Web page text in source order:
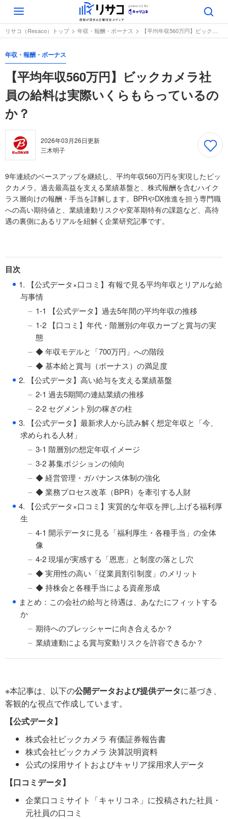
Toggle
navigation
リサコ（Resaco）トップ 年収・報酬・ボーナス 【平均年収560万円】ビックカメラ社員の給料は実際いくらもらっているのか？
年収・報酬・ボーナス
【平均年収560万円】ビックカメラ社
員の給料は実際いくらもらっているの
か？
2026年03月26日更新
三木明子
9年連続のベースアップを継続し、平均年収560万円を実現したビッ
クカメラ。過去最高益を支える業績基盤と、株式報酬を含むハイク
ラス層向けの報酬・手当を詳解します。BPRやDX推進を担う専門職
への高い期待値と、業績連動リスクや変革期特有の課題など、高待
遇の裏側にあるリアルを紐解く企業研究記事です。
目次
● 1. 【公式データ×口コミ】有報で見る平均年収とリアルな給
与事情
1-1 【公式データ】過去5年間の平均年収の推移
1-2 【口コミ】年代・階層別の年収カーブと賞与の実
態
◆ 年収モデルと「700万円」への階段
◆ 基本給と賞与（ボーナス）の満足度
● 2. 【公式データ】高い給与を支える業績基盤
2-1 過去5期間の連結業績の推移
2-2 セグメント別の稼ぎの柱
● 3. 【公式データ】最新求人から読み解く想定年収と「今、
求められる人材」
3-1 階層別の想定年収イメージ
3-2 募集ポジションの傾向
◆ 経営管理・ガバナンス体制の強化
◆ 業務プロセス改革（BPR）を牽引する人財
● 4. 【公式データ×口コミ】実質的な年収を押し上げる福利厚
生
4-1 開示データに見る「福利厚生・各種手当」の全体
像
4-2 現場が実感する「恩恵」と制度の落とし穴
◆ 実用性の高い「従業員割引制度」のメリット
◆ 持株会と各種手当による資産形成
● まとめ：この会社の給与と待遇は、あなたにフィットする
か
期待へのプレッシャーに向き合えるか？
業績連動による賞与変動リスクを許容できるか？
※本記事は、以下の公開データおよび提供データに基づき、
客観的な視点で作成しています。
【公式データ】
株式会社ビックカメラ 有価証券報告書
株式会社ビックカメラ 決算説明資料
公式の採用サイトおよびキャリア採用求人データ
【口コミデータ】
企業口コミサイト「キャリコネ」に投稿された社員・
元社員の口コミ